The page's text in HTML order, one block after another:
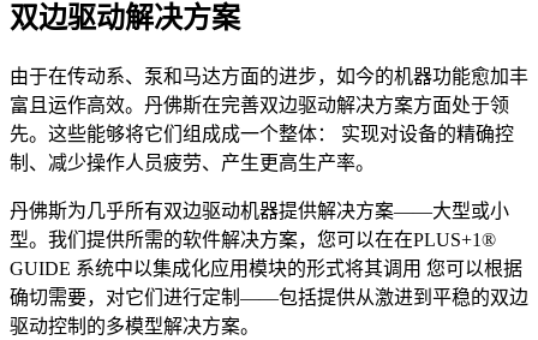
双边驱动解决方案
由于在传动系、泵和马达方面的进步，如今的机器功能愈加丰
富且运作高效。丹佛斯在完善双边驱动解决方案方面处于领
先。这些能够将它们组成成一个整体： 实现对设备的精确控
制、减少操作人员疲劳、产生更高生产率。
丹佛斯为几乎所有双边驱动机器提供解决方案——大型或小
型。我们提供所需的软件解决方案，您可以在在PLUS+1®
GUIDE 系统中以集成化应用模块的形式将其调用 您可以根据
确切需要，对它们进行定制——包括提供从激进到平稳的双边
驱动控制的多模型解决方案。